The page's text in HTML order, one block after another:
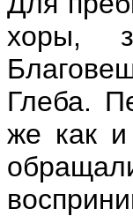
хоры,
Глеба.
же как и